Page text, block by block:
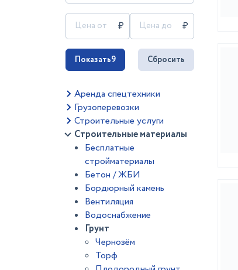
Показать9 Сбросить
Аренда спецтехники
Грузоперевозки
Строительные услуги
Строительные материалы
Бесплатные
стройматериалы
Бетон / ЖБИ
Бордюрный камень
Вентиляция
Водоснабжение
Грунт
Чернозём
Торф